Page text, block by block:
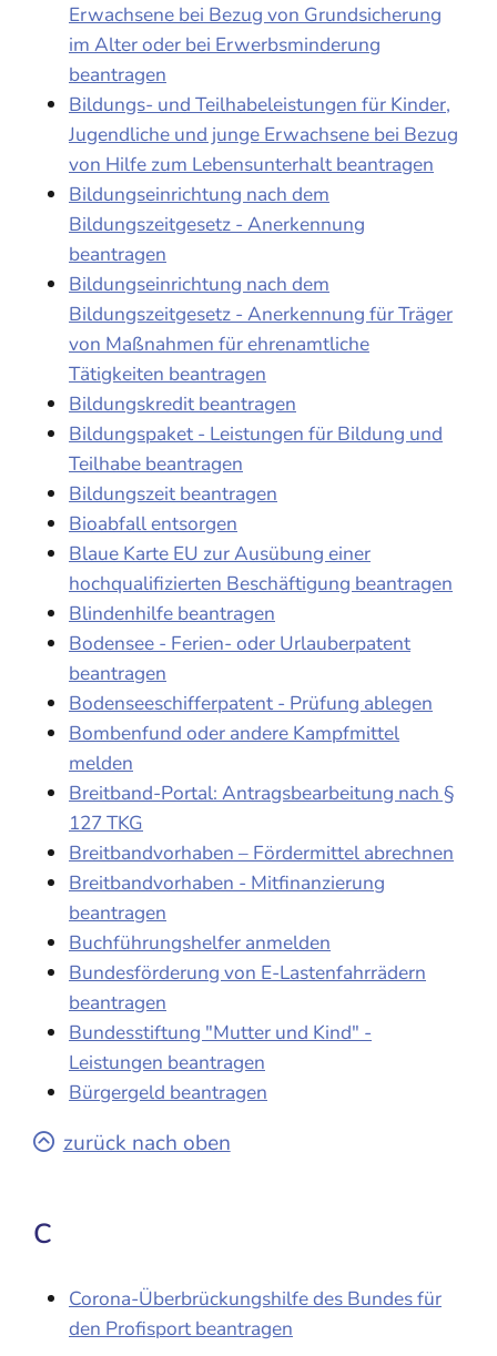
Erwachsene bei Bezug von Grundsicherung
im Alter oder bei Erwerbsminderung
beantragen
Bildungs- und Teilhabeleistungen für Kinder,
Jugendliche und junge Erwachsene bei Bezug
von Hilfe zum Lebensunterhalt beantragen
Bildungseinrichtung nach dem
Bildungszeitgesetz - Anerkennung
beantragen
Bildungseinrichtung nach dem
Bildungszeitgesetz - Anerkennung für Träger
von Maßnahmen für ehrenamtliche
Tätigkeiten beantragen
Bildungskredit beantragen
Bildungspaket - Leistungen für Bildung und
Teilhabe beantragen
Bildungszeit beantragen
Bioabfall entsorgen
Blaue Karte EU zur Ausübung einer
hochqualifizierten Beschäftigung beantragen
Blindenhilfe beantragen
Bodensee - Ferien- oder Urlauberpatent
beantragen
Bodenseeschifferpatent - Prüfung ablegen
Bombenfund oder andere Kampfmittel
melden
Breitband-Portal: Antragsbearbeitung nach §
127 TKG
Breitbandvorhaben – Fördermittel abrechnen
Breitbandvorhaben - Mitfinanzierung
beantragen
Buchführungshelfer anmelden
Bundesförderung von E-Lastenfahrrädern
beantragen
Bundesstiftung "Mutter und Kind" -
Leistungen beantragen
Bürgergeld beantragen
zurück nach oben
C
Corona-Überbrückungshilfe des Bundes für
den Profisport beantragen